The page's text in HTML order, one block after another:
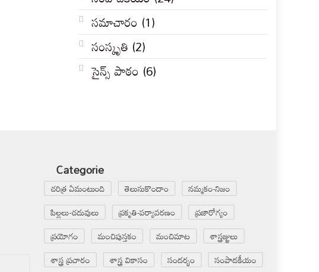
సమాచారం (1)
సంస్కృతి (2)
సైన్స్ పాఠం (6)
Categorie
చరిత్ర ఏమంటుంది తెలుసుకొందాం
నమ్మకం-నిజం
పిల్లలు-చదువులు
ప్రకృతి-పర్యావరణం
ప్రజారోగ్యం
ప్రయోగం
మంచిపుస్తకం మంచిమాట
శాస్త్రజ్ఞులు
శాస్త్ర ప్రచారం
శాస్త్ర వికాసం సందర్భం సంపాదకీయం